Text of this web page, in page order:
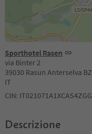
Sporthotel Rasen
via Binter 2
39030 Rasun Anterselva BZ
IT
CIN: IT021071A1XCAS4ZGG
Descrizione